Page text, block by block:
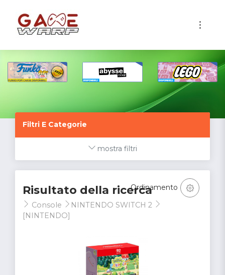
Filtri E Categorie
mostra filtri
Risultato della ricerca
Console
NINTENDO SWITCH 2
[NINTENDO]
Ordinamento